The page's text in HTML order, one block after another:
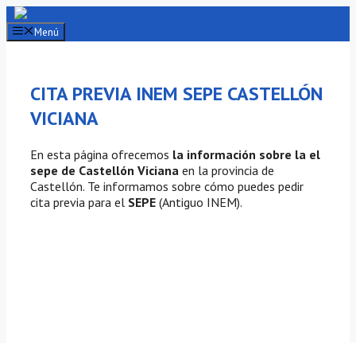
Saltar
al
contenido
Menú
CITA PREVIA INEM SEPE CASTELLÓN
VICIANA
En esta página ofrecemos la información sobre la el
sepe de Castellón Viciana en la provincia de
Castellón. Te informamos sobre cómo puedes pedir
cita previa para el SEPE (Antiguo INEM).